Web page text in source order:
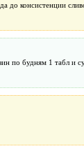
консистенции
по будням 1 табл и